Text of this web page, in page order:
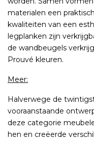
materialen een
kwaliteiten van een
legplanken zijn
de wandbeugels
Prouvé kleuren.
Meer:
Halverwege de
vooraanstaande
deze categorie
hen en creëerde